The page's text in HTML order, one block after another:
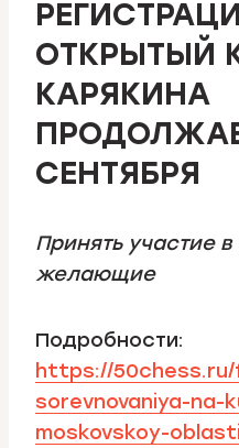
ОТКРЫТЫЙ
КАРЯКИНА
СЕНТЯБРЯ
Принять участие
желающие
Подробности:
https://
sorevnovaniya-na-
moskovskoy-